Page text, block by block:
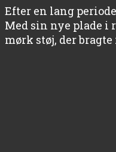
Efter en lang
Med sin nye plade i
mørk støj, der